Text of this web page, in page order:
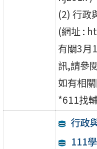
(2) 行政
(網址 :
有關3月
訊,請參
如有相
*611找
行政
111